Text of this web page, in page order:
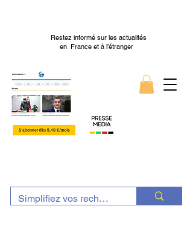
Restez informé sur les actualités
en France et à l’étranger